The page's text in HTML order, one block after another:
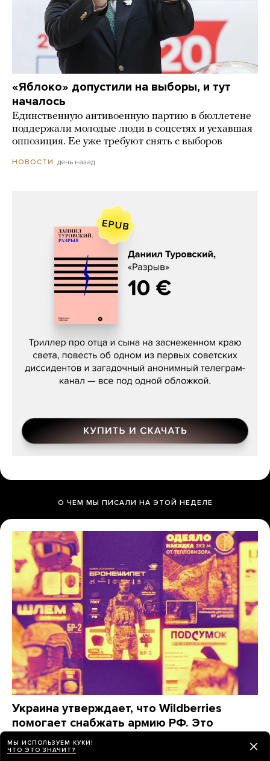
«Яблоко» допустили на выборы, и тут
началось
Единственную антивоенную партию в бюллетене
поддержали молодые люди в соцсетях и уехавшая
оппозиция. Ее уже требуют снять с выборов
НОВОСТИ день назад
Даниил Туровский, «Разрыв»
О ЧЕМ МЫ ПИСАЛИ НА ЭТОЙ НЕДЕЛЕ
Украина утверждает, что Wildberries
помогает снабжать армию РФ. Это
действительно так?
«Медуза» изучила, какие товары заказывают для
МЫ ИСПОЛЬЗУЕМ КУКИ!
ЧТО ЭТО ЗНАЧИТ?